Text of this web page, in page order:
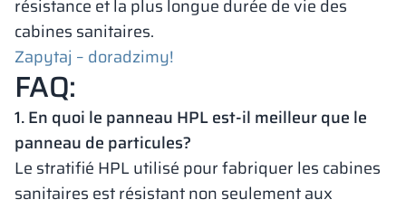
résistance et la plus longue durée de vie des
cabines sanitaires.
Zapytaj – doradzimy!
FAQ:
1. En quoi le panneau HPL est-il meilleur que le
panneau de particules?
Le stratifié HPL utilisé pour fabriquer les cabines
sanitaires est résistant non seulement aux